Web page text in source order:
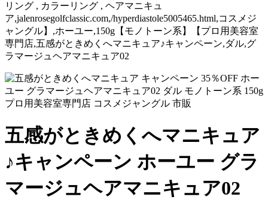
リング , カラーリング , ヘアマニキュ
ア,jalenrosegolfclassic.com,/hyperdiastole5005465.html,コスメジ
ャングル】,ホーユー,150g【モノトーン系】【プロ用美容室
専門店,五感がときめくへマニキュア♪キャンペーン,ダル,グ
ラマージュヘアマニキュア02
五感がときめくへマニキュア
♪キャンペーン ホーユー グラ
マージュヘアマニキュア02